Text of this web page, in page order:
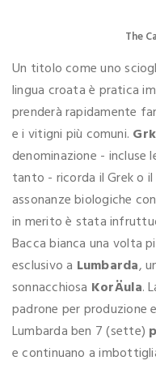
The
Un titolo come uno
lingua croata è pratica
prenderà rapidamente
e i vitigni più comuni. Grk
denominazione - incluse
tanto - ricorda il Grek o
assonanze biologiche
in merito è stata
Bacca bianca una volta
esclusivo a Lumbarda,
sonnacchiosa KorÄula.
padrone per produzione
Lumbarda ben 7 (sette)
e continuano a